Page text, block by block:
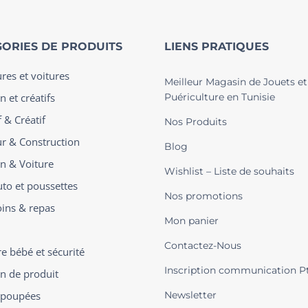
DE PRODUITS
et voitures
et créatifs
& Créatif
& Construction
& Voiture
et poussettes
& repas
bébé et sécurité
de produit
LIENS PRATIQUES
Meilleur Magasin de Jouets et
Puériculture en Tunisie
Nos Produits
Blog
Wishlist – Liste de souhaits
Nos promotions
Mon panier
Contactez-Nous
Inscription communication
Newsletter